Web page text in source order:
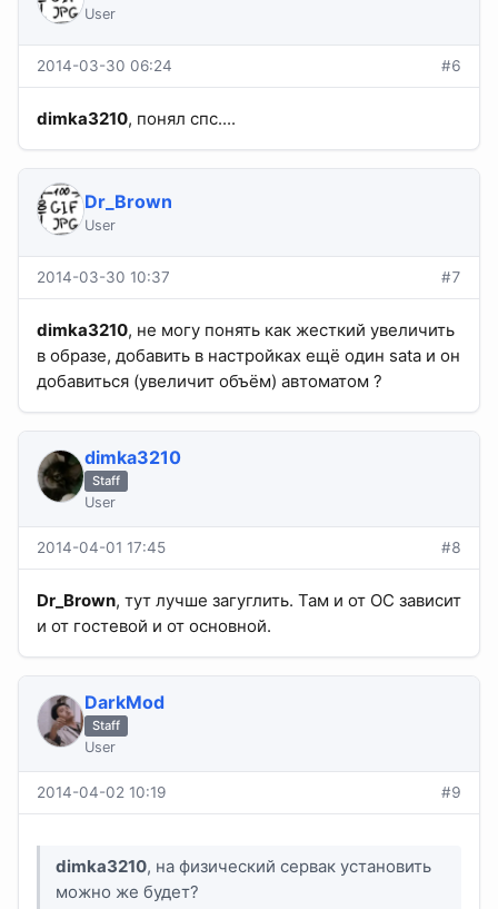
User
2014-03-30 06:24 #6
dimka3210, понял спс....
Dr_Brown
User
2014-03-30 10:37 #7
dimka3210, не могу понять как жесткий увеличить
в образе, добавить в настройках ещё один sata и он
добавиться (увеличит объём) автоматом ?
dimka3210
Staff
User
2014-04-01 17:45 #8
Dr_Brown, тут лучше загуглить. Там и от ОС зависит
и от гостевой и от основной.
DarkMod
Staff
User
2014-04-02 10:19 #9
dimka3210, на физический сервак установить
можно же будет?